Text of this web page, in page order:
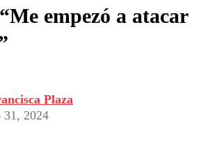
empezó a atacar
Plaza
31, 2024